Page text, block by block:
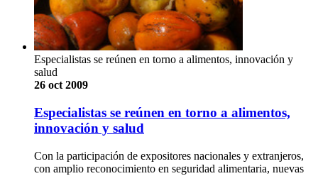
Especialistas se reúnen en torno a alimentos, innovación y
salud
26 oct 2009
Especialistas se reúnen en torno a alimentos,
innovación y salud
Con la participación de expositores nacionales y extranjeros,
con amplio reconocimiento en seguridad alimentaria, nuevas